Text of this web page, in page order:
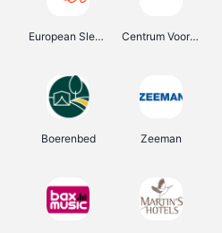
European Sleeper Centrum Voor Avondonderwijs
Boerenbed Zeeman